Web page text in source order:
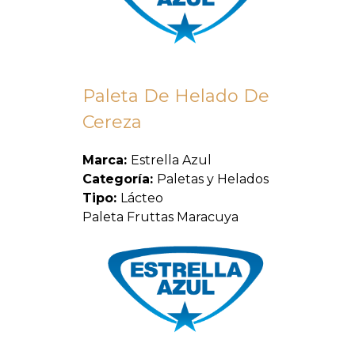
Paleta De Helado De
Cereza
Marca: Estrella Azul
Categoría: Paletas y Helados
Tipo: Lácteo
Paleta Fruttas Maracuya